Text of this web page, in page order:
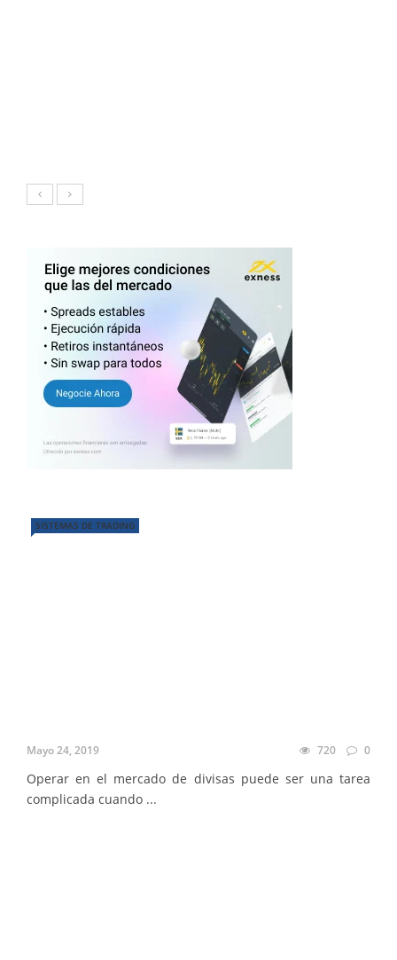
SISTEMAS DE TRADING
Mayo 24, 2019 720 0
Operar en el mercado de divisas puede ser una tarea
complicada cuando ...